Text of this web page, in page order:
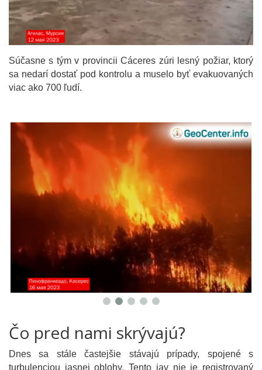
Súčasne s tým v provincii Cáceres zúri lesný požiar, ktorý
sa nedarí dostať pod kontrolu a muselo byť evakuovaných
viac ako 700 ľudí.
Čo pred nami skrývajú?
Dnes sa stále častejšie stávajú prípady, spojené s
turbulenciou jasnej oblohy. Tento jav nie je registrovaný